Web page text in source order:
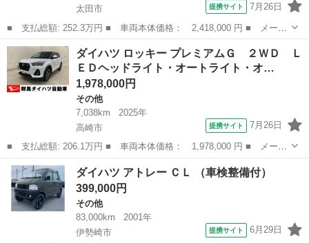
太田市
提携サイト 7月26日
■ 支払総額: 252.3万円 ■ 車両本体価格： 2,418,000 円 ■ メーカ
ー名： ダイハツ ■ 車種名： ロッキー ■ グレード名： プレミ
アムＧ ＨＥＶ 登録済未使用車 ステアリングリモコン クルーズ
コントロ...
群馬 太田市 その他
ダイハツ ロッキー プレミアムＧ ２ＷＤ Ｌ
ＥＤヘッドライト・オートライト・オ…
1,978,000円
その他
7,038km
2025年
高崎市
提携サイト 7月26日
■ 支払総額: 206.1万円 ■ 車両本体価格： 1,978,000 円 ■ メーカ
ー名： ダイハツ ■ 車種名： ロッキー ■ グレード名： プレミ
アムＧ ２ＷＤ ＬＥＤヘッドライト・オートライト・オートマチッ
クハイビ...
群馬 高崎市 その他
ダイハツ アトレー ＣＬ （車検整備付）
399,000円
その他
83,000km
2001年
伊勢崎市
提携サイト 6月29日